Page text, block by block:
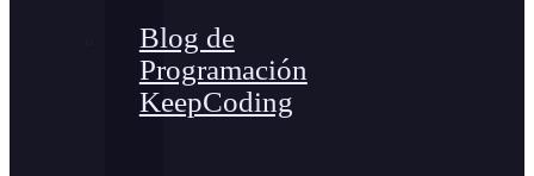
Blog de
Programación
KeepCoding